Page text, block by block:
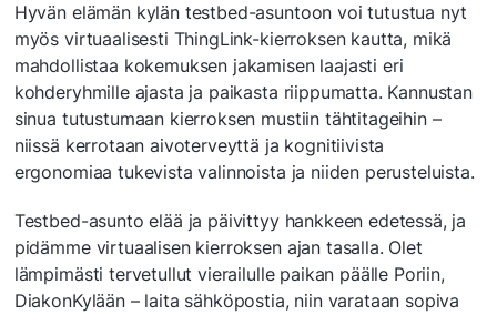
Hyvän elämän kylän testbed-asuntoon voi tutustua nyt
myös virtuaalisesti ThingLink-kierroksen kautta, mikä
mahdollistaa kokemuksen jakamisen laajasti eri
kohderyhmille ajasta ja paikasta riippumatta. Kannustan
sinua tutustumaan kierroksen mustiin tähtitageihin –
niissä kerrotaan aivoterveyttä ja kognitiivista
ergonomiaa tukevista valinnoista ja niiden perusteluista.
Testbed-asunto elää ja päivittyy hankkeen edetessä, ja
pidämme virtuaalisen kierroksen ajan tasalla. Olet
lämpimästi tervetullut vierailulle paikan päälle Poriin,
DiakonKylään – laita sähköpostia, niin varataan sopiva